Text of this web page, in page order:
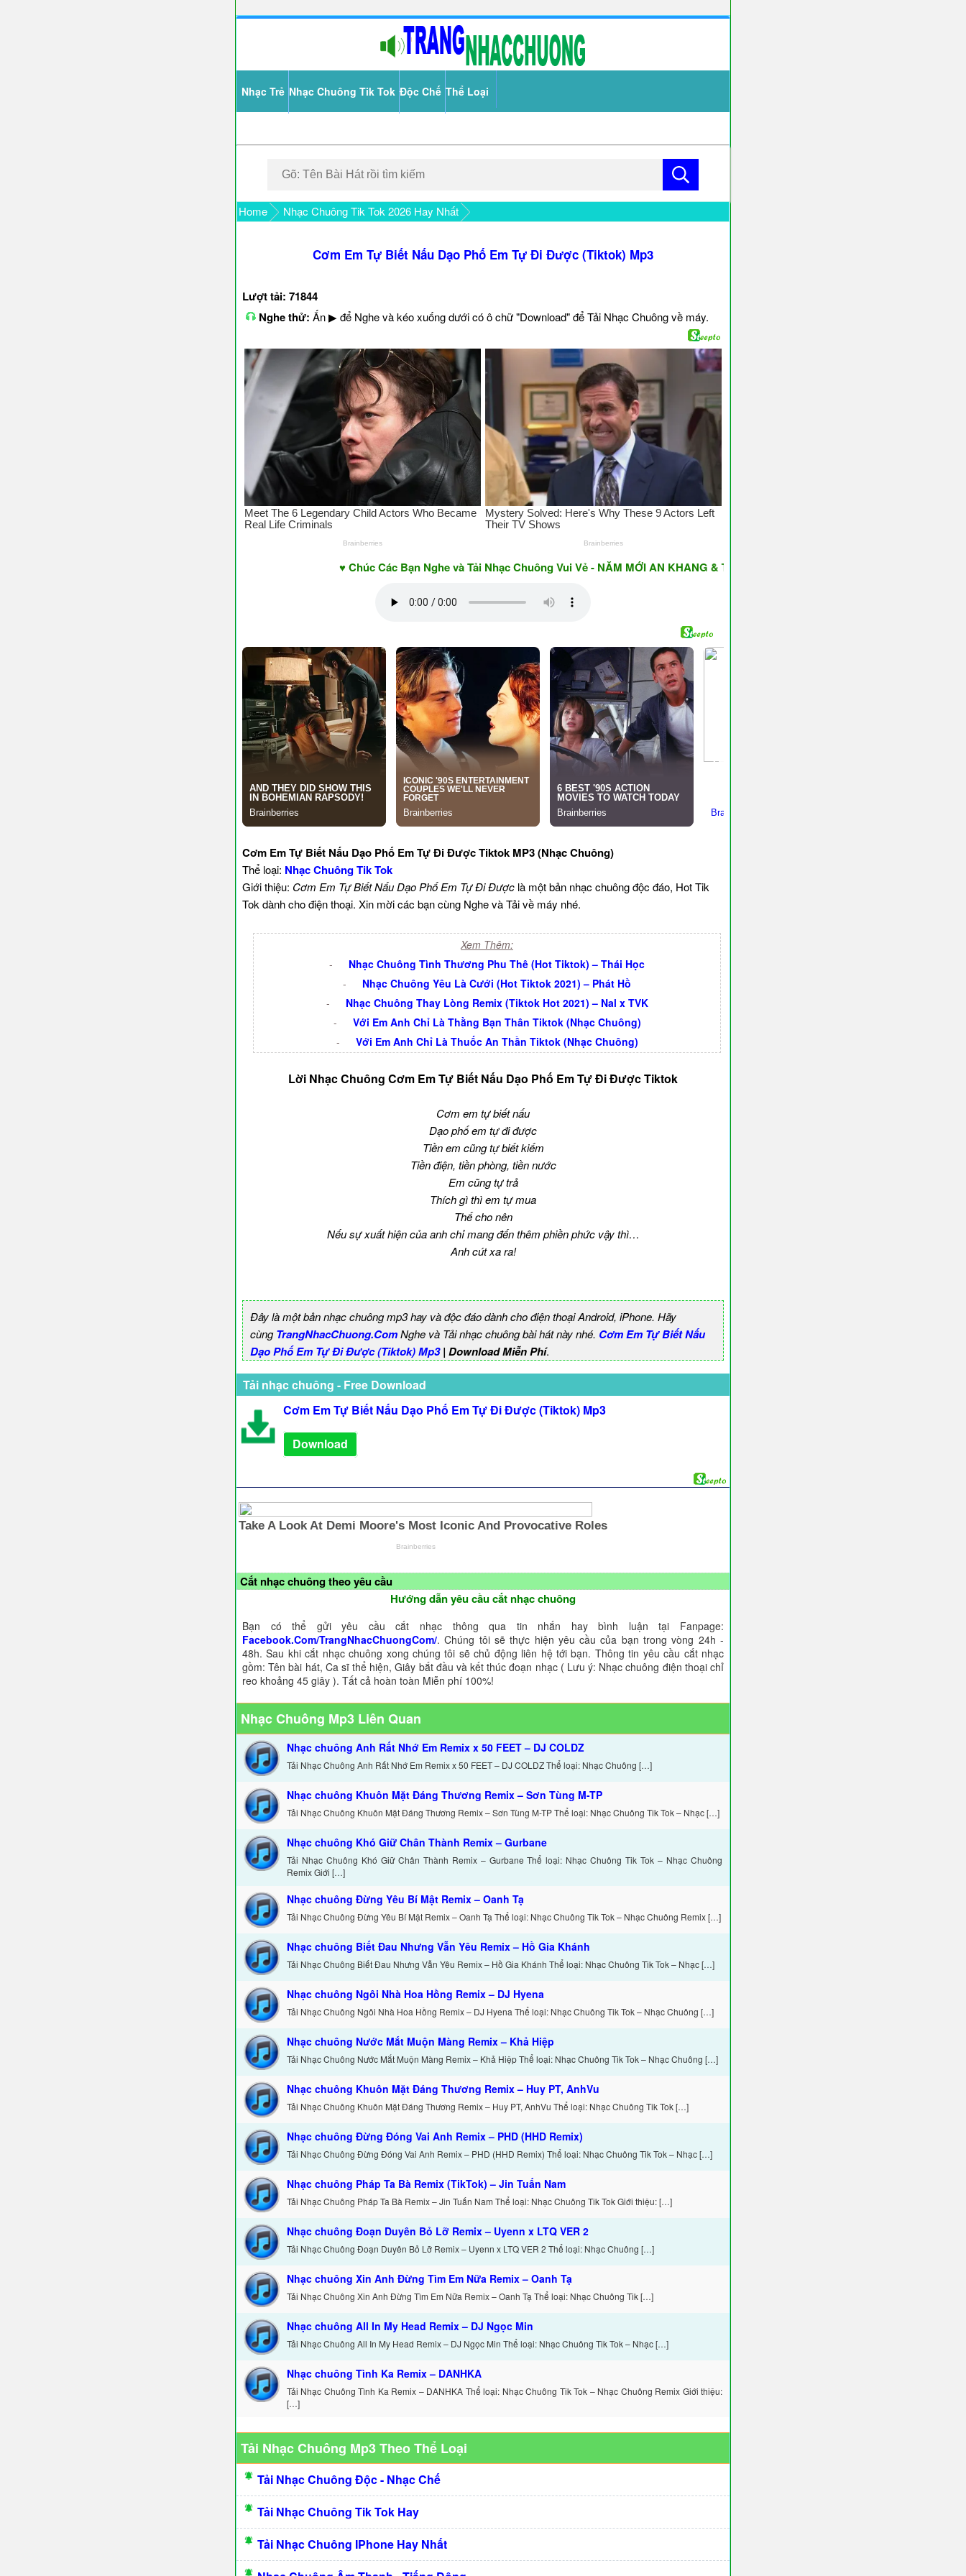
Nhạc Trẻ Nhạc Chuông Tik Tok Độc Chế Thể Loại
Home Nhạc Chuông Tik Tok 2026 Hay Nhất
Cơm Em Tự Biết Nấu Dạo Phố Em Tự Đi Được (Tiktok) Mp3
Lượt tải: 71844
Nghe thử: Ấn ▶ để Nghe và kéo xuống dưới có ô chữ "Download" để Tải Nhạc Chuông về máy.
♥ Chúc Các Bạn Nghe và Tải Nhạc Chuông Vui Vẻ - NĂM MỚI AN KHANG & THỊNH VƯỢNG ♥ Have A Nice Day ♥
Cơm Em Tự Biết Nấu Dạo Phố Em Tự Đi Được Tiktok MP3 (Nhạc Chuông)
Thể loại: Nhạc Chuông Tik Tok
Giới thiệu: Cơm Em Tự Biết Nấu Dạo Phố Em Tự Đi Được là một bản nhạc chuông độc đáo, Hot Tik
Tok dành cho điện thoại. Xin mời các bạn cùng Nghe và Tải về máy nhé.
Xem Thêm:
-
Nhạc Chuông Tình Thương Phu Thê (Hot Tiktok) – Thái Học
-
Nhạc Chuông Yêu Là Cưới (Hot Tiktok 2021) – Phát Hồ
-
Nhạc Chuông Thay Lòng Remix (Tiktok Hot 2021) – Nal x TVK
-
Với Em Anh Chỉ Là Thằng Bạn Thân Tiktok (Nhạc Chuông)
-
Với Em Anh Chỉ Là Thuốc An Thần Tiktok (Nhạc Chuông)
Lời Nhạc Chuông Cơm Em Tự Biết Nấu Dạo Phố Em Tự Đi Được Tiktok
Cơm em tự biết nấu
Dạo phố em tự đi được
Tiền em cũng tự biết kiếm
Tiền điện, tiền phòng, tiền nước
Em cũng tự trả
Thích gì thì em tự mua
Thế cho nên
Nếu sự xuất hiện của anh chỉ mang đến thêm phiền phức vậy thì…
Anh cút xa ra!
Đây là một bản nhạc chuông mp3 hay và độc đáo dành cho điện thoại Android, iPhone. Hãy
cùngTrangNhacChuong.ComNghe và Tải nhạc chuông bài hát này nhé. Cơm Em Tự Biết Nấu
Dạo Phố Em Tự Đi Được (Tiktok) Mp3| Download Miễn Phí.
Tải nhạc chuông - Free Download
Cơm Em Tự Biết Nấu Dạo Phố Em Tự Đi Được (Tiktok) Mp3
Download
Cắt nhạc chuông theo yêu cầu
Hướng dẫn yêu cầu cắt nhạc chuông
Bạn có thể gửi yêu cầu cắt nhạc thông qua tin nhắn hay bình luận tại Fanpage:
Facebook.Com/TrangNhacChuongCom/. Chúng tôi sẽ thực hiện yêu cầu của bạn trong vòng 24h -
48h. Sau khi cắt nhạc chuông xong chúng tôi sẽ chủ động liên hệ tới bạn. Thông tin yêu cầu cắt nhạc
gồm: Tên bài hát, Ca sĩ thể hiện, Giây bắt đầu và kết thúc đoạn nhạc ( Lưu ý: Nhạc chuông điện thoại chỉ
reo khoảng 45 giây ). Tất cả hoàn toàn Miễn phí 100%!
Nhạc Chuông Mp3 Liên Quan
Nhạc chuông Anh Rất Nhớ Em Remix x 50 FEET – DJ COLDZ
Tải Nhạc Chuông Anh Rất Nhớ Em Remix x 50 FEET – DJ COLDZ Thể loại: Nhạc Chuông […]
Nhạc chuông Khuôn Mặt Đáng Thương Remix – Sơn Tùng M-TP
Tải Nhạc Chuông Khuôn Mặt Đáng Thương Remix – Sơn Tùng M-TP Thể loại: Nhạc Chuông Tik Tok – Nhạc […]
Nhạc chuông Khó Giữ Chân Thành Remix – Gurbane
Tải Nhạc Chuông Khó Giữ Chân Thành Remix – Gurbane Thể loại: Nhạc Chuông Tik Tok – Nhạc Chuông
Remix Giới […]
Nhạc chuông Đừng Yêu Bí Mật Remix – Oanh Tạ
Tải Nhạc Chuông Đừng Yêu Bí Mật Remix – Oanh Tạ Thể loại: Nhạc Chuông Tik Tok – Nhạc Chuông Remix […]
Nhạc chuông Biết Đau Nhưng Vẫn Yêu Remix – Hồ Gia Khánh
Tải Nhạc Chuông Biết Đau Nhưng Vẫn Yêu Remix – Hồ Gia Khánh Thể loại: Nhạc Chuông Tik Tok – Nhạc […]
Nhạc chuông Ngôi Nhà Hoa Hồng Remix – DJ Hyena
Tải Nhạc Chuông Ngôi Nhà Hoa Hồng Remix – DJ Hyena Thể loại: Nhạc Chuông Tik Tok – Nhạc Chuông […]
Nhạc chuông Nước Mắt Muộn Màng Remix – Khả Hiệp
Tải Nhạc Chuông Nước Mắt Muộn Màng Remix – Khả Hiệp Thể loại: Nhạc Chuông Tik Tok – Nhạc Chuông […]
Nhạc chuông Khuôn Mặt Đáng Thương Remix – Huy PT, AnhVu
Tải Nhạc Chuông Khuôn Mặt Đáng Thương Remix – Huy PT, AnhVu Thể loại: Nhạc Chuông Tik Tok […]
Nhạc chuông Đừng Đóng Vai Anh Remix – PHD (HHD Remix)
Tải Nhạc Chuông Đừng Đóng Vai Anh Remix – PHD (HHD Remix) Thể loại: Nhạc Chuông Tik Tok – Nhạc […]
Nhạc chuông Pháp Ta Bà Remix (TikTok) – Jin Tuấn Nam
Tải Nhạc Chuông Pháp Ta Bà Remix – Jin Tuấn Nam Thể loại: Nhạc Chuông Tik Tok Giới thiệu: […]
Nhạc chuông Đoạn Duyên Bỏ Lỡ Remix – Uyenn x LTQ VER 2
Tải Nhạc Chuông Đoạn Duyên Bỏ Lỡ Remix – Uyenn x LTQ VER 2 Thể loại: Nhạc Chuông […]
Nhạc chuông Xin Anh Đừng Tìm Em Nữa Remix – Oanh Tạ
Tải Nhạc Chuông Xin Anh Đừng Tìm Em Nữa Remix – Oanh Tạ Thể loại: Nhạc Chuông Tik […]
Nhạc chuông All In My Head Remix – DJ Ngọc Min
Tải Nhạc Chuông All In My Head Remix – DJ Ngọc Min Thể loại: Nhạc Chuông Tik Tok – Nhạc […]
Nhạc chuông Tình Ka Remix – DANHKA
Tải Nhạc Chuông Tình Ka Remix – DANHKA Thể loại: Nhạc Chuông Tik Tok – Nhạc Chuông Remix Giới thiệu:
[…]
Tải Nhạc Chuông Mp3 Theo Thể Loại
Tải Nhạc Chuông Độc - Nhạc Chế
Tải Nhạc Chuông Tik Tok Hay
Tải Nhạc Chuông IPhone Hay Nhất